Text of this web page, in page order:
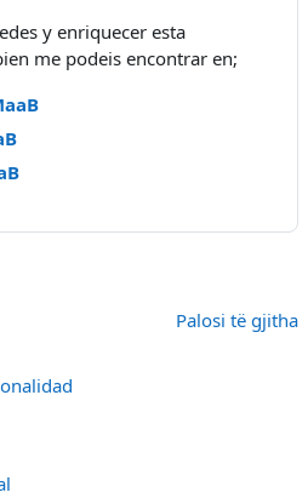
y enriquecer esta
me podeis encontrar en;
Palosi të gjitha